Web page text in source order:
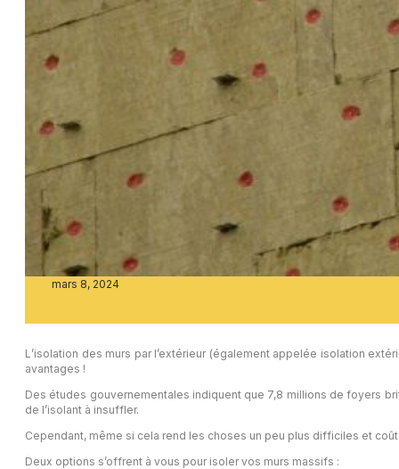
mars 8, 2024
L’isolation des murs par l’extérieur (également appelée isolation
avantages !
Des études gouvernementales indiquent que 7,8 millions de foyers
de l’isolant à insuffler.
Cependant, même si cela rend les choses un peu plus difficiles et
Deux options s’offrent à vous pour isoler vos murs massifs :